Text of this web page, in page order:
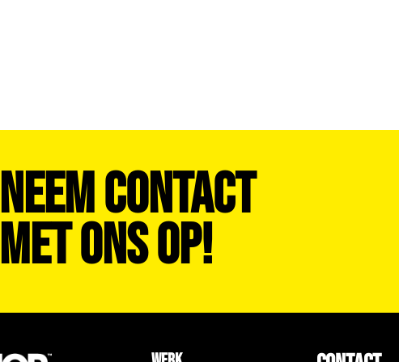
Neem Contact
Met Ons Op!